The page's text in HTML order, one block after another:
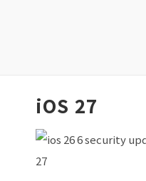
iOS 27